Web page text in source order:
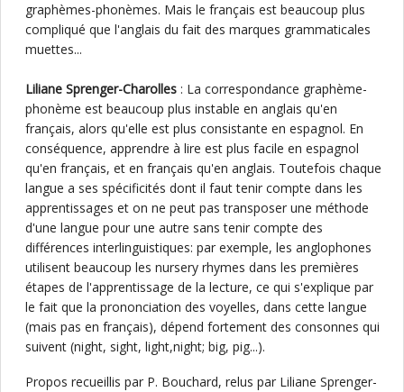
graphèmes-phonèmes. Mais le français est beaucoup plus
compliqué que l'anglais du fait des marques grammaticales
muettes...
Liliane Sprenger-Charolles : La correspondance graphème-
phonème est beaucoup plus instable en anglais qu'en
français, alors qu'elle est plus consistante en espagnol. En
conséquence, apprendre à lire est plus facile en espagnol
qu'en français, et en français qu'en anglais. Toutefois chaque
langue a ses spécificités dont il faut tenir compte dans les
apprentissages et on ne peut pas transposer une méthode
d'une langue pour une autre sans tenir compte des
différences interlinguistiques: par exemple, les anglophones
utilisent beaucoup les nursery rhymes dans les premières
étapes de l'apprentissage de la lecture, ce qui s'explique par
le fait que la prononciation des voyelles, dans cette langue
(mais pas en français), dépend fortement des consonnes qui
suivent (night, sight, light,night; big, pig...).
Propos recueillis par P. Bouchard, relus par Liliane Sprenger-